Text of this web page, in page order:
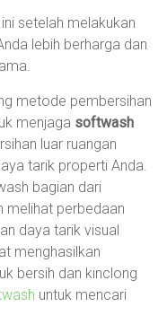
setelah melakukan
lebih berharga dan
metode pembersihan
menjaga softwash
luar ruangan
tarik properti Anda.
bagian dari
melihat perbedaan
daya tarik visual
menghasilkan
bersih dan kinclong
untuk mencari